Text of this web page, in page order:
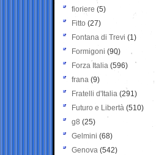
fioriere (5)
Fitto (27)
Fontana di Trevi (1)
Formigoni (90)
Forza Italia (596)
frana (9)
Fratelli d'Italia (291)
Futuro e Libertà (510)
g8 (25)
Gelmini (68)
Genova (542)